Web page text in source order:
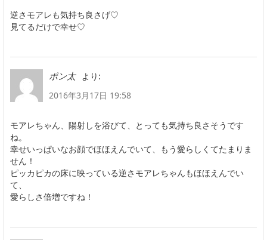
逆さモアレも気持ち良さげ♡
見てるだけで幸せ♡
ポン太
より:
2016年3月17日 19:58
モアレちゃん、陽射しを浴びて、とっても気持ち良さそうです
ね。
幸せいっぱいなお顔でほほえんでいて、もう愛らしくてたまりま
せん！
ピッカピカの床に映っている逆さモアレちゃんもほほえんでい
て、
愛らしさ倍増ですね！